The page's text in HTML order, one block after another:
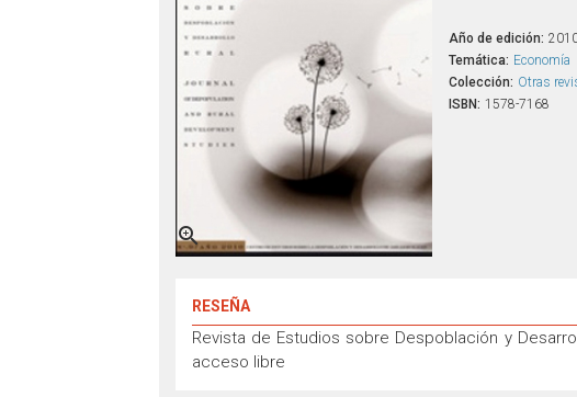

Año de edición:
Temática: Economía
Colección: Otras
ISBN: 1578-7168
RESEÑA
Revista de Estudios sobre Despoblación y
acceso libre